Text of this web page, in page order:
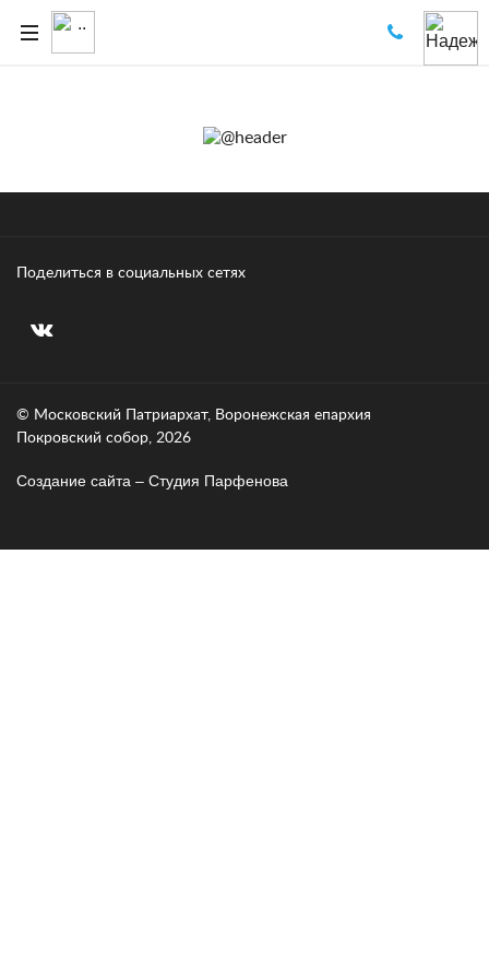
Поделиться в социальных сетях
© Московский Патриархат, Воронежcкая епархия
Покровский собор, 2026
Создание сайта – Cтудия Парфенова